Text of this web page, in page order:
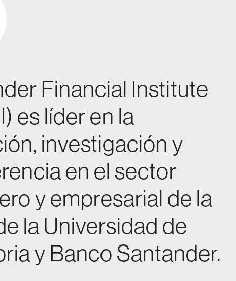
Financial Institute
es líder en la
investigación y
en el sector
y empresarial de la
la Universidad de
y Banco Santander.